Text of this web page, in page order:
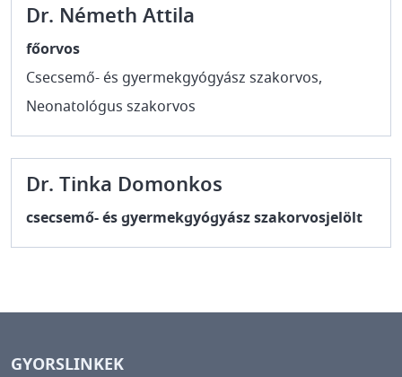
Dr. Németh Attila
főorvos
Csecsemő- és gyermekgyógyász szakorvos,
Neonatológus szakorvos
Dr. Tinka Domonkos
csecsemő- és gyermekgyógyász szakorvosjelölt
GYORSLINKEK